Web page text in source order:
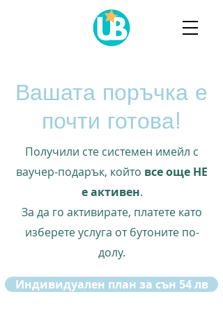
Вашата поръчка е
почти готова!
Получили сте системен имейл с
ваучер-подарък, който все още НЕ
е активен.
За да го активирате, платете като
изберете услуга от бутоните по-
долу.
Индивидуален план за сън 54 лв